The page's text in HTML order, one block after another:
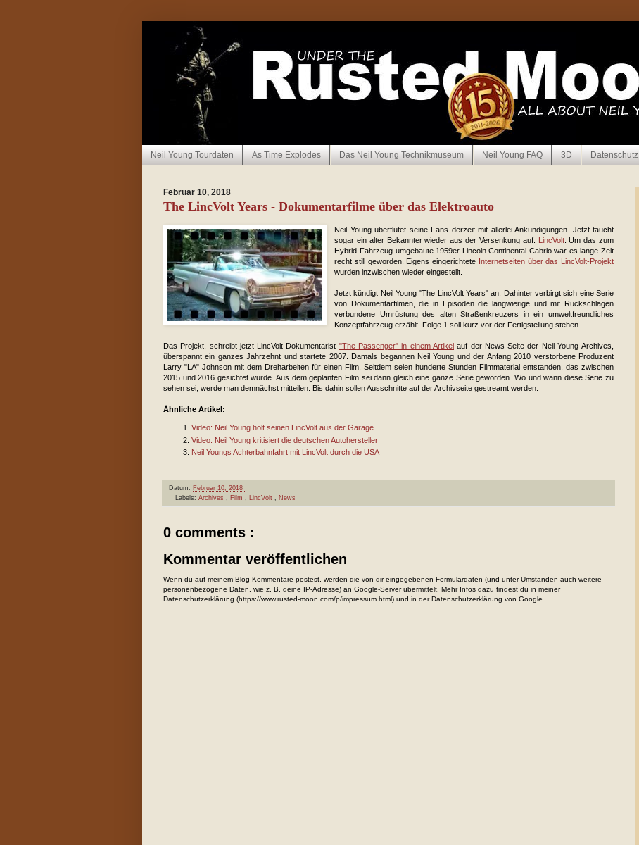
Neil Young Tourdaten As Time Explodes Das Neil Young Technikmuseum Neil Young FAQ 3D Datenschutz
Februar 10, 2018
The LincVolt Years - Dokumentarfilme über das Elektroauto
Neil Young überflutet seine Fans derzeit mit allerlei Ankündigungen. Jetzt taucht
sogar ein alter Bekannter wieder aus der Versenkung auf: LincVolt. Um das zum
Hybrid-Fahrzeug umgebaute 1959er Lincoln Continental Cabrio war es lange Zeit
recht still geworden. Eigens eingerichtete Internetseiten über das LincVolt-Projekt
wurden in­zwi­schen wieder eingestellt.
Jetzt kündigt Neil Young "The LincVolt Years" an. Dahinter verbirgt sich eine Serie
von Dokumentarfilmen, die in Episoden die langwierige und mit Rückschlägen
verbundene Umrüstung des alten Straßenkreuzers in ein umweltfreundliches
Konzeptfahrzeug erzählt. Folge 1 soll kurz vor der Fertigstellung stehen.
Das Projekt, schreibt jetzt LincVolt-Dokumentarist "The Passenger" in einem Artikel auf der News-Seite der Neil Young-Archives,
überspannt ein ganzes Jahrzehnt und startete 2007. Damals begannen Neil Young und der Anfang 2010 verstorbene Produzent
Larry "LA" Johnson mit dem Dreharbeiten für einen Film. Seitdem seien hunderte Stunden Filmmaterial entstanden, das zwischen
2015 und 2016 gesichtet wurde. Aus dem geplanten Film sei dann gleich eine ganze Serie geworden. Wo und wann diese Serie zu
sehen sei, werde man demnächst mitteilen. Bis dahin sollen Ausschnitte auf der Archivseite gestreamt werden.
Ähnliche Artikel:
Video: Neil Young holt seinen LincVolt aus der Garage
Video: Neil Young kritisiert die deutschen Autohersteller
Neil Youngs Achterbahnfahrt mit LincVolt durch die USA
Datum: Februar 10, 2018
Labels: Archives , Film , LincVolt , News
0 comments :
Kommentar veröffentlichen
Wenn du auf meinem Blog Kommentare postest, werden die von dir eingegebenen Formulardaten (und unter Umständen auch weitere
personenbezogene Daten, wie z. B. deine IP-Adresse) an Google-Server übermittelt. Mehr Infos dazu findest du in meiner
Datenschutzerklärung (https://www.rusted-moon.com/p/impressum.html) und in der Datenschutzerklärung von Google.